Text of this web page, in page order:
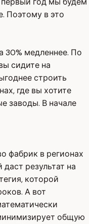
Поэтому в это
30% медленнее. По
сидите на
строить
где вы хотите
заводы. В начале
фабрик в регионах
результат на
которой
А вот
общую